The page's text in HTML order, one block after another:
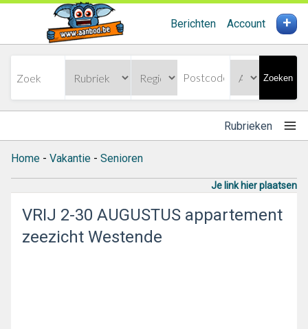
Berichten Account +
Zoeken
Rubrieken
Home - Vakantie - Senioren
Je link hier plaatsen
VRIJ 2-30 AUGUSTUS appartement
zeezicht Westende